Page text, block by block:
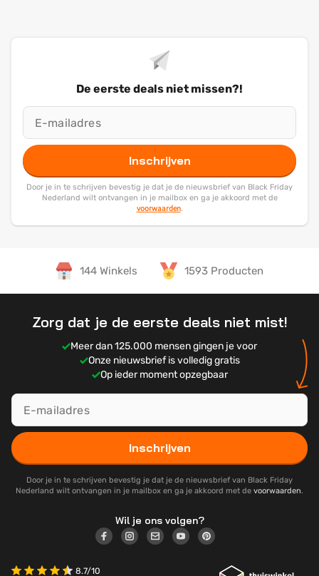
De eerste deals niet missen?!
Inschrijven
Door je in te schrijven bevestig je dat je de nieuwsbrief van Black Friday
Nederland wilt ontvangen in je mailbox en ga je akkoord met de
voorwaarden.
144 Winkels 1593 Producten
Zorg dat je de eerste deals niet mist!
Meer dan 125.000 mensen gingen je voor
Onze nieuwsbrief is volledig gratis
Op ieder moment opzegbaar
Inschrijven
Door je in te schrijven bevestig je dat je de nieuwsbrief van Black Friday
Nederland wilt ontvangen in je mailbox en ga je akkoord met de voorwaarden.
Wil je ons volgen?
8.7/10